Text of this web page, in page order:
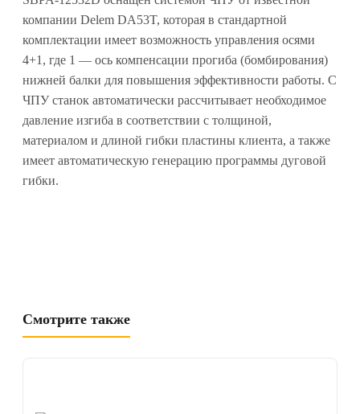
компании Delem DA53T, которая в стандартной
комплектации имеет возможность управления осями
4+1, где 1 — ось компенсации прогиба (бомбирования)
нижней балки для повышения эффективности работы. С
ЧПУ станок автоматически рассчитывает необходимое
давление изгиба в соответствии с толщиной,
материалом и длиной гибки пластины клиента, а также
имеет автоматическую генерацию программы дуговой
гибки.
Смотрите также